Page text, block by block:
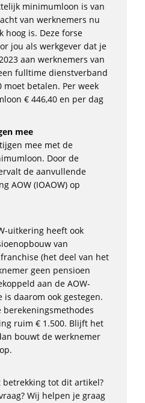
minimumloon is van
van werknemers nu
is. Deze forse
jou als werkgever dat je
aan werknemers van
fulltime dienstverband
moet betalen. Per week
€ 446,40 en per dag
mee
mee met de
Door de
de aanvullende
AOW (IOAOW) op
uitkering heeft ook
van
(het deel van het
geen pensioen
aan de AOW-
daarom ook gestegen.
ruim € 1.500. Blijft het
bouwt de werknemer
tot dit artikel?
Wij helpen je graag